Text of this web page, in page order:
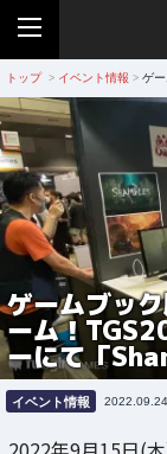
トップ > イベント情報 > ゲ
ゲームブッ
ーム！
ーにて「
イベント情報